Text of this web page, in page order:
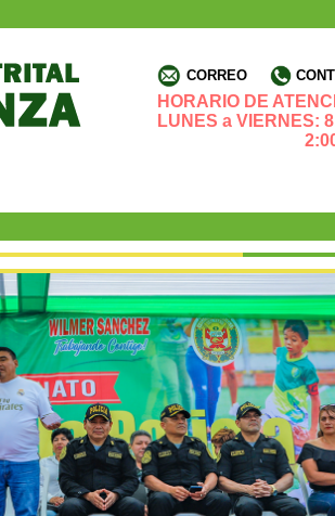
CORREO
HORARIO DE
LUNES a VIERNES:
2:00 p.m. a
-